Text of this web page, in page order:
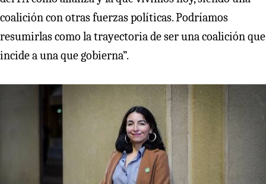
coalición con otras fuerzas políticas. Podríamos
resumirlas como la trayectoria de ser una coalición que
incide a una que gobierna”.